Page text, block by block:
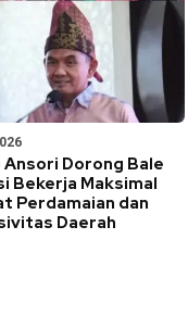
Ansori Dorong Bale
Bekerja Maksimal
Perdamaian dan
Daerah